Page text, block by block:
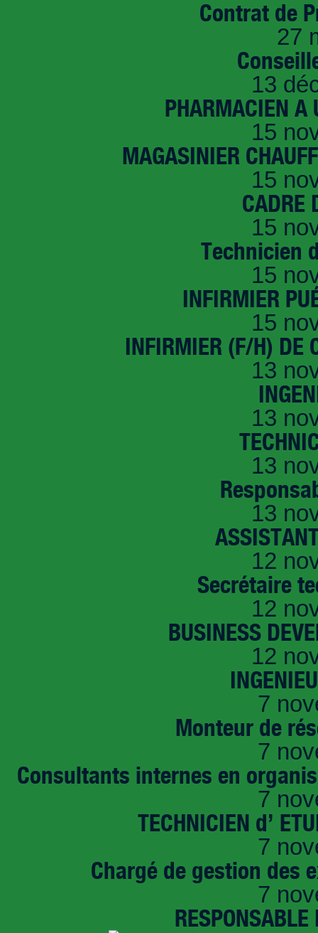
Contrat de
27
13
PHARMACIEN A
15
MAGASINIER
15
CADRE
15
Technicien
15
INFIRMIER
15
INFIRMIER (F/H) DE
13
13
13
13
12
Secrétaire
12
BUSINESS
12
7
Monteur de
7
Consultants internes en
7
TECHNICIEN d’
7
Chargé de gestion des
7